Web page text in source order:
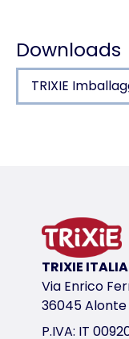
Downloads
TRIXIE
in corteccia
variante di
variante di
Misure
TRIXIE
Via Enrico
36045
P.IVA: IT